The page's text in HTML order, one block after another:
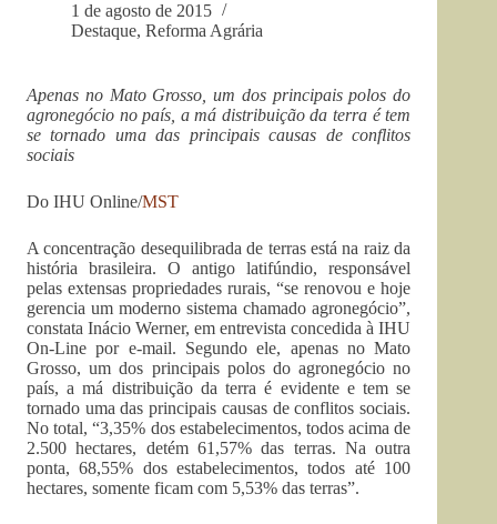
1 de agosto de 2015
Destaque, Reforma Agrária
Apenas no Mato Grosso, um dos principais polos do
agronegócio no país, a má distribuição da terra é tem
se tornado uma das principais causas de conflitos
sociais
Do IHU Online/MST
A concentração desequilibrada de terras está na raiz da
história brasileira. O antigo latifúndio, responsável
pelas extensas propriedades rurais, “se renovou e hoje
gerencia um moderno sistema chamado agronegócio”,
constata Inácio Werner, em entrevista concedida à IHU
On-Line por e-mail. Segundo ele, apenas no Mato
Grosso, um dos principais polos do agronegócio no
país, a má distribuição da terra é evidente e tem se
tornado uma das principais causas de conflitos sociais.
No total, “3,35% dos estabelecimentos, todos acima de
2.500 hectares, detém 61,57% das terras. Na outra
ponta, 68,55% dos estabelecimentos, todos até 100
hectares, somente ficam com 5,53% das terras”.